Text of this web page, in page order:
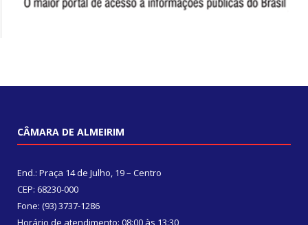
CÂMARA DE ALMEIRIM
End.: Praça 14 de Julho, 19 – Centro
CEP: 68230-000
Fone: (93) 3737-1286
Horário de atendimento: 08:00 às 13:30